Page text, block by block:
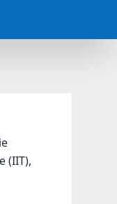
(IIT),